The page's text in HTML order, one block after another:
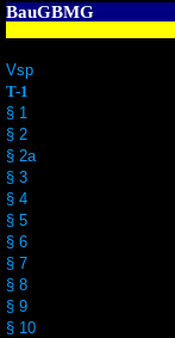
BauGBMG
Vsp
T-1
§ 1
§ 2
§ 2a
§ 3
§ 4
§ 5
§ 6
§ 7
§ 8
§ 9
§ 10